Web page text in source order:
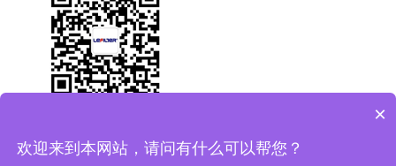
×
欢迎来到本网站，请问有什么可以帮您？